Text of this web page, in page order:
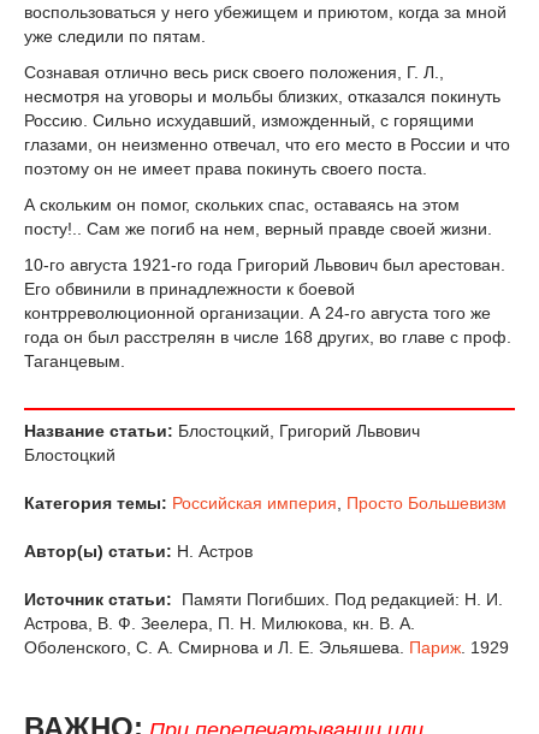
воспользоваться у него убежищем и приютом, когда за мной
уже следили по пятам.
Сознавая отлично весь риск своего положения, Г. Л.,
несмотря на уговоры и мольбы близких, отказался покинуть
Россию. Сильно исхудавший, изможденный, с горящими
глазами, он неизменно отвечал, что его место в России и что
поэтому он не имеет права покинуть своего поста.
А скольким он помог, скольких спас, оставаясь на этом
посту!.. Сам же погиб на нем, верный правде своей жизни.
10-го августа 1921-го года Григорий Львович был арестован.
Его обвинили в принадлежности к боевой
контрреволюционной организации. А 24-го августа того же
года он был расстрелян в числе 168 других, во главе с проф.
Таганцевым.
Название статьи: Блостоцкий, Григорий Львович
Блостоцкий
Категория темы: Российская империя, Просто Большевизм
Автор(ы) статьи: Н. Астров
Источник статьи:
Памяти Погибших. Под редакцией: Н. И.
Астрова, В. Ф. Зеелера, П. Н. Милюкова, кн. В. А.
Оболенского, С. А. Смирнова и Л. Е. Эльяшева. Париж. 1929